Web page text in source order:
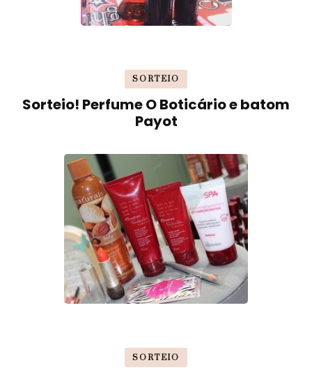
SORTEIO
Sorteio! Perfume O Boticário e batom
Payot
SORTEIO